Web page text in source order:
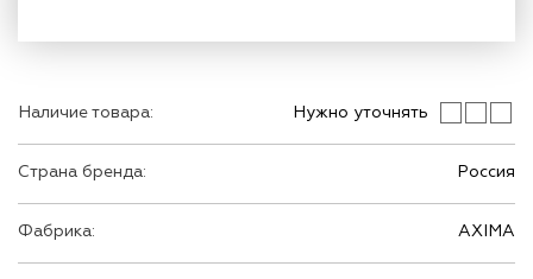
Наличие товара: Нужно уточнять
Страна бренда: Россия
Фабрика: AXIMA